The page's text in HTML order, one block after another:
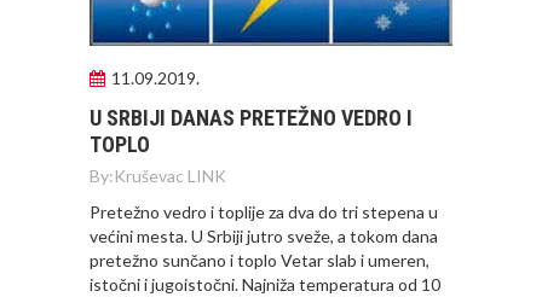
11.09.2019.
U SRBIJI DANAS PRETEŽNO VEDRO I
TOPLO
By:Kruševac LINK
Pretežno vedro i toplije za dva do tri stepena u
većini mesta. U Srbiji jutro sveže, a tokom dana
pretežno sunčano i toplo Vetar slab i umeren,
istočni i jugoistočni. Najniža temperatura od 10